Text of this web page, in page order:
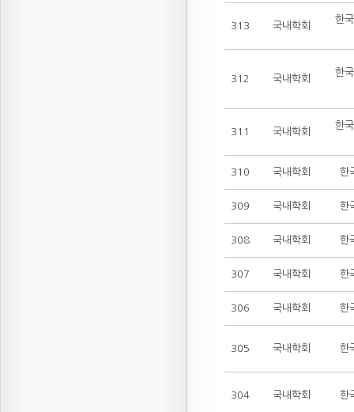
313 국내학회
한
312 국내학회
한
311 국내학회
한
310 국내학회 한
309 국내학회 한
308 국내학회 한
307 국내학회 한
306 국내학회 한
305 국내학회 한
304 국내학회 한